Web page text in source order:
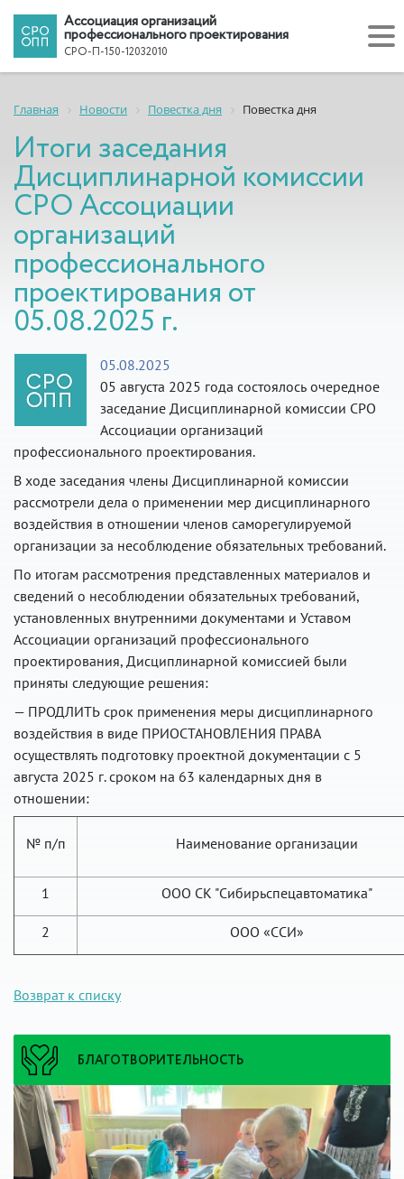
Ассоциация организаций
профессионального проектирования
СРО-П-150-12032010
Главная Новости Повестка дня Повестка дня
Итоги заседания
Дисциплинарной комиссии
СРО Ассоциации
организаций
профессионального
проектирования от
05.08.2025 г.
05.08.2025
05 августа 2025 года состоялось очередное
заседание Дисциплинарной комиссии СРО
Ассоциации организаций
профессионального проектирования.
В ходе заседания члены Дисциплинарной комиссии
рассмотрели дела о применении мер дисциплинарного
воздействия в отношении членов саморегулируемой
организации за несоблюдение обязательных требований.
По итогам рассмотрения представленных материалов и
сведений о несоблюдении обязательных требований,
установленных внутренними документами и Уставом
Ассоциации организаций профессионального
проектирования, Дисциплинарной комиссией были
приняты следующие решения:
— ПРОДЛИТЬ срок применения меры дисциплинарного
воздействия в виде ПРИОСТАНОВЛЕНИЯ ПРАВА
осуществлять подготовку проектной документации с 5
августа 2025 г. сроком на 63 календарных дня в
отношении:
№ п/п Наименование организации
1 ООО СК "Сибирьспецавтоматика"
2 ООО «ССИ»
Возврат к списку
БЛАГОТВОРИТЕЛЬНОСТЬ